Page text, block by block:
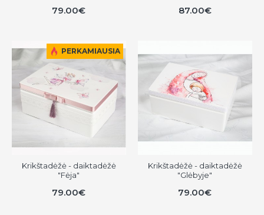
79.00€ 87.00€
PERKAMIAUSIA
Krikštadėžė - daiktadėžė
"Fėja"
79.00€
Krikštadėžė - daiktadėžė
"Glėbyje"
79.00€